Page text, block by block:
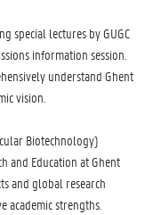
special lectures by GUGC
information session.
understand Ghent
vision.
Biotechnology)
and Education at Ghent
and global research
academic strengths.